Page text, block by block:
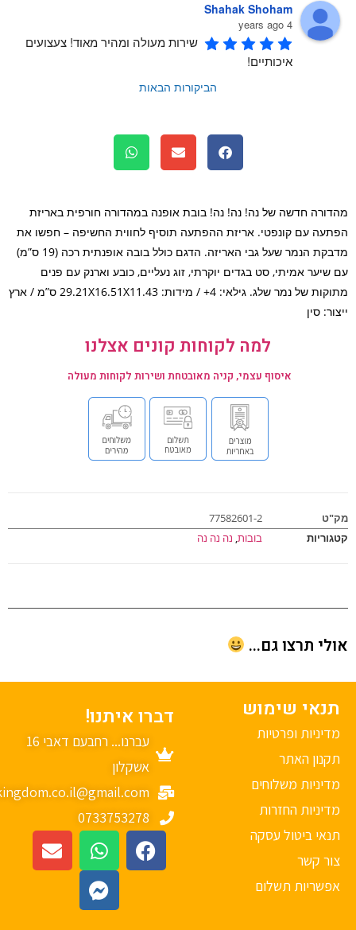
Shahak Shoham
4 years ago
שירות מעולה ומהיר מאוד! צעצועים
איכותיים!
הביקורות הבאות
חדשה של נה! נה! נה! בובת אופנה במהדורה חורפית באריזת
עם קונפטי. אריזת ההפתעה תוסיף לחווית החשיפה – חפשו את
מדבקת הנמר שעל גבי האריזה. הדגם כולל בובה אופנתית רכה (19 ס”מ)
אמיתי, סט בגדים יוקרתי, זוג נעליים, כובע וארנק עם פנים
מתוקות של נמר שלג. גילאי: 4+ / מידות: 29.21X16.51X11.43 ס”מ / ארץ
סין
למה לקוחות קונים אצלנו
איסוף עצמי, קניה מאובטחת ושירות לקוחות מעולה
77582601-2
בובות,נה נה נה
תרצו גם...
שימוש
ופרטיות
האתר
משלוחים
החזרות
ביטול עסקה
קשר
תשלום
דברו איתנו!
עברנו... רחבעם דאבי 16
אשקלון
mykingdom.co.il@gmail.com
0733753278